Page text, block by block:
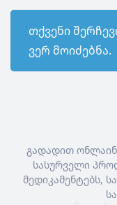
თქვენი
ვერ მოიძებნა.
გადადით
სასურველი
მედიკამენტებს,